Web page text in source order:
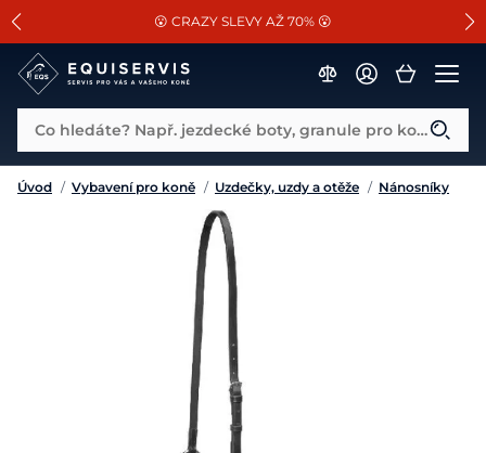
SLEVA 13% na vše od Cassini!
😮 CRAZY SLEVY AŽ 70% 😮
📐Pasování a doplňky k vybraným sedlům ZDARMA 🐴
Co hledáte? Např. jezdecké boty, granule pro koně...
Úvod / Vybavení pro koně / Uzdečky, uzdy a otěže / Nánosníky